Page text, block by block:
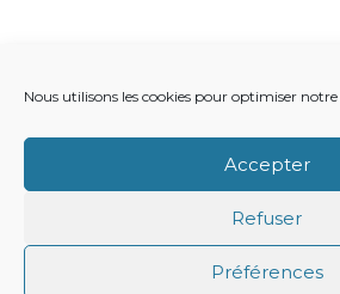
Nous utilisons les cookies pour optimiser notre
Accepter
Refuser
Préférences
Principale
RECRUTEMENT
NOTRE
VIE DU CABINET
MENTIONS LÉGALES